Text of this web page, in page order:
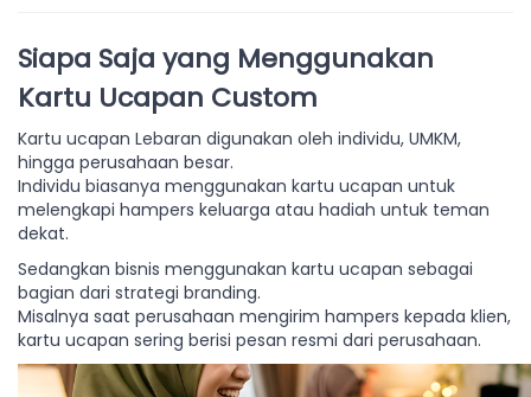
Siapa Saja yang Menggunakan
Kartu Ucapan Custom
Kartu ucapan Lebaran digunakan oleh individu, UMKM,
hingga perusahaan besar.
Individu biasanya menggunakan kartu ucapan untuk
melengkapi hampers keluarga atau hadiah untuk teman
dekat.
Sedangkan bisnis menggunakan kartu ucapan sebagai
bagian dari strategi branding.
Misalnya saat perusahaan mengirim hampers kepada klien,
kartu ucapan sering berisi pesan resmi dari perusahaan.